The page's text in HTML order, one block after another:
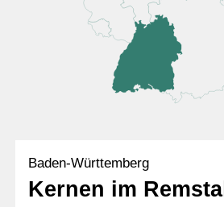
Baden-Württemberg
Kernen im Remstal